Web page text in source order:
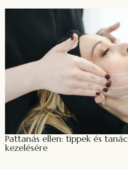
Pattanás ellen: tippek és
kezelésére